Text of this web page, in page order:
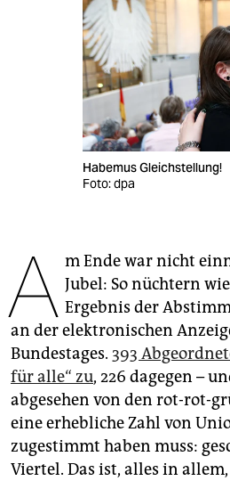
wahrheit
veranstaltungen
unterstützen
abo
genossenschaft
epaper login
Habemus Gleichstellung!
Foto: dpa
A m Ende war nicht
Jubel: So nüchtern
Ergebnis der
an der elektronischen
Bundestages. 393
für alle“ zu, 226 dagegen –
abgesehen von den rot-rot-
eine erhebliche Zahl von
zugestimmt haben muss:
Viertel. Das ist, alles in